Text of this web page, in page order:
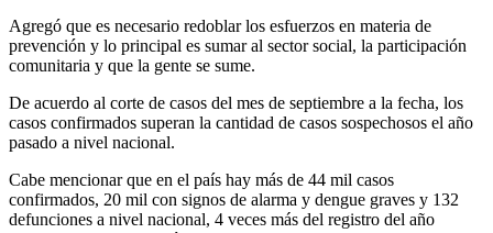
Agregó que es necesario redoblar los esfuerzos en materia de
prevención y lo principal es sumar al sector social, la participación
comunitaria y que la gente se sume.
De acuerdo al corte de casos del mes de septiembre a la fecha, los
casos confirmados superan la cantidad de casos sospechosos el año
pasado a nivel nacional.
Cabe mencionar que en el país hay más de 44 mil casos
confirmados, 20 mil con signos de alarma y dengue graves y 132
defunciones a nivel nacional, 4 veces más del registro del año